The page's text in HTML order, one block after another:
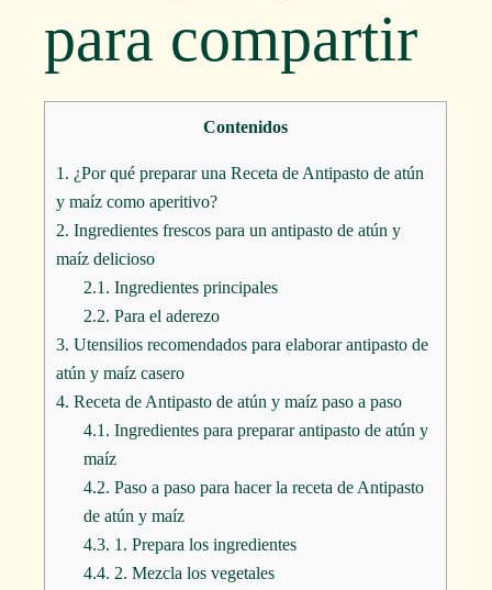
para compartir
Contenidos
1. ¿Por qué preparar una Receta de Antipasto de atún
y maíz como aperitivo?
2. Ingredientes frescos para un antipasto de atún y
maíz delicioso
2.1. Ingredientes principales
2.2. Para el aderezo
3. Utensilios recomendados para elaborar antipasto de
atún y maíz casero
4. Receta de Antipasto de atún y maíz paso a paso
4.1. Ingredientes para preparar antipasto de atún y
maíz
4.2. Paso a paso para hacer la receta de Antipasto
de atún y maíz
4.3. 1. Prepara los ingredientes
4.4. 2. Mezcla los vegetales